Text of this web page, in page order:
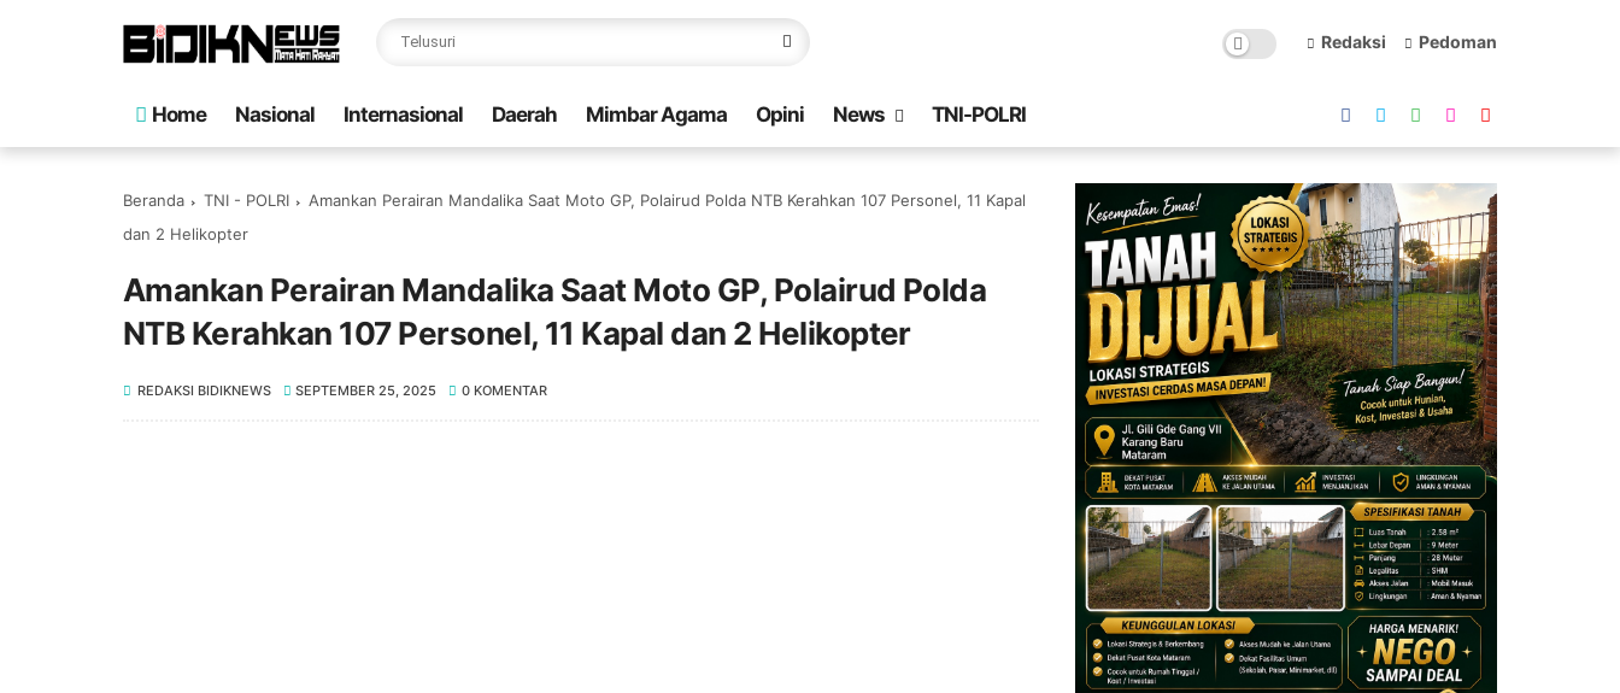
Redaksi Pedoman
Home Nasional Internasional Daerah Mimbar Agama Opini News TNI-POLRI
Beranda TNI - POLRI
‎Amankan Perairan Mandalika Saat Moto GP, Polairud Polda NTB Kerahkan 107 Personel, 11 Kapal
dan 2 Helikopter ‎
‎Amankan Perairan Mandalika Saat Moto GP, Polairud Polda
NTB Kerahkan 107 Personel, 11 Kapal dan 2 Helikopter ‎
REDAKSI BIDIKNEWS SEPTEMBER 25, 2025 0 KOMENTAR